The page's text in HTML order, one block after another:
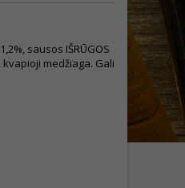
sausos IŠRŪGOS
medžiaga. Gali